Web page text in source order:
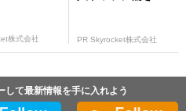
株式会社 PR Skyrocket株式会社
して最新情報を手に入れよう